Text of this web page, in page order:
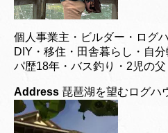
個人事業主・ビルダー・ログ
DIY・移住・田舎暮らし・自
パ歴18年・バス釣り・2児の父
Address 琵琶湖を望むログハ